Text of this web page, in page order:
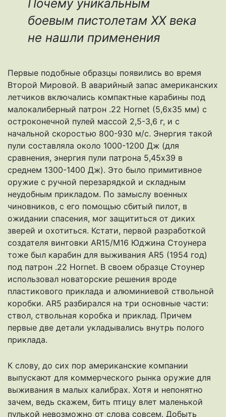
Почему уникальным
боевым пистолетам ХХ века
не нашли применения
Первые подобные образцы появились во время
Второй Мировой. В аварийный запас американских
летчиков включались компактные карабины под
малокалиберный патрон .22 Hornet (5,6х35 мм) с
остроконечной пулей массой 2,5-3,6 г, и с
начальной скоростью 800-930 м/с. Энергия такой
пули составляла около 1000-1200 Дж (для
сравнения, энергия пули патрона 5,45х39 в
среднем 1300-1400 Дж). Это было примитивное
оружие с ручной перезарядкой и складным
неудобным прикладом. По замыслу военных
чиновников, с его помощью сбитый пилот, в
ожидании спасения, мог защититься от диких
зверей и охотиться. Кстати, первой разработкой
создателя винтовки AR15/М16 Юджина Стоунера
тоже был карабин для выживания AR5 (1954 год)
под патрон .22 Hornet. В своем образце Стоунер
использовал новаторские решения вроде
пластикового приклада и алюминиевой ствольной
коробки. AR5 разбирался на три основные части:
ствол, ствольная коробка и приклад. Причем
первые две детали укладывались внутрь полого
приклада.
К слову, до сих пор американские компании
выпускают для коммерческого рынка оружие для
выживания в малых калибрах. Хотя и непонятно
зачем, ведь скажем, бить птицу влет маленькой
пулькой невозможно от слова совсем. Добыть